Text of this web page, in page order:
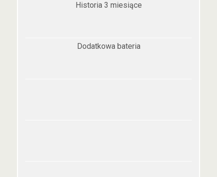
Historia 3 miesiące
Dodatkowa bateria